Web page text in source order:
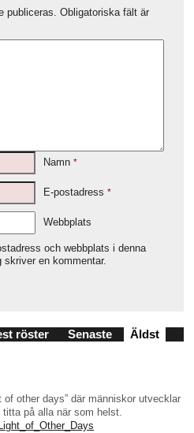
publiceras. Obligatoriska fält är
Namn *
E-postadress *
Webbplats
och webbplats i denna
skriver en kommentar.
röster Senaste Äldst
other days” där människor utvecklar
på alla när som helst.